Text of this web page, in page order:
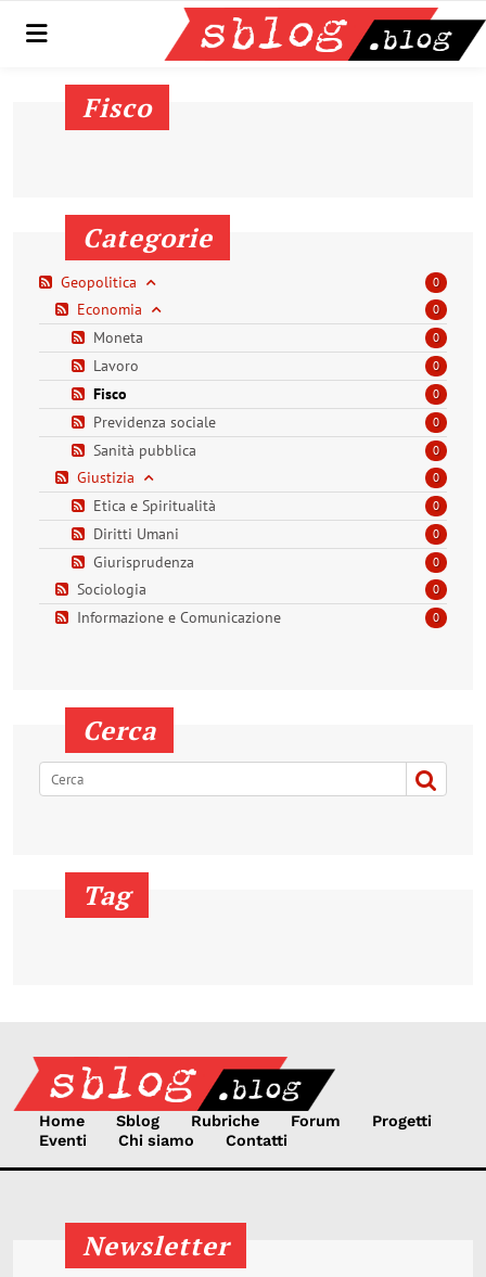
Menu
Fisco
Categorie
0
Geopolitica
0
Economia
0
Moneta
0
Lavoro
0
Fisco
0
Previdenza sociale
0
Sanità pubblica
0
Giustizia
0
Etica e Spiritualità
0
Diritti Umani
0
Giurisprudenza
0
Sociologia
0
Informazione e Comunicazione
Cerca
Tag
Home Sblog Rubriche Forum
Progetti
Eventi
Chi siamo Contatti
Newsletter